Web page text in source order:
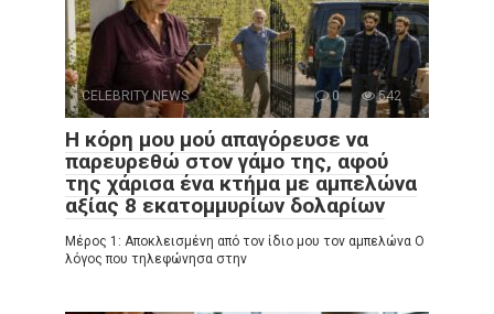
CELEBRITY NEWS 0 542
Η κόρη μου μού απαγόρευσε να
παρευρεθώ στον γάμο της, αφού
της χάρισα ένα κτήμα με αμπελώνα
αξίας 8 εκατομμυρίων δολαρίων
Μέρος 1: Αποκλεισμένη από τον ίδιο μου τον αμπελώνα Ο
λόγος που τηλεφώνησα στην